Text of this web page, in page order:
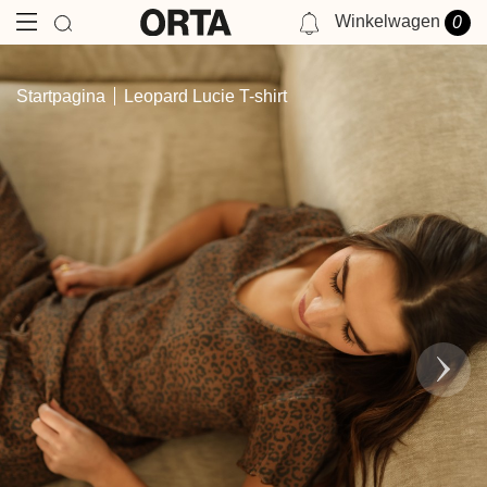
JE HEBT GEEN MELDING OP DIT MOMENT.
Winkelwagen 0
Startpagina Leopard Lucie T-shirt